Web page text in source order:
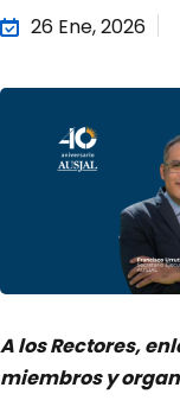
26 Ene, 2026
A los Rectores,
miembros y